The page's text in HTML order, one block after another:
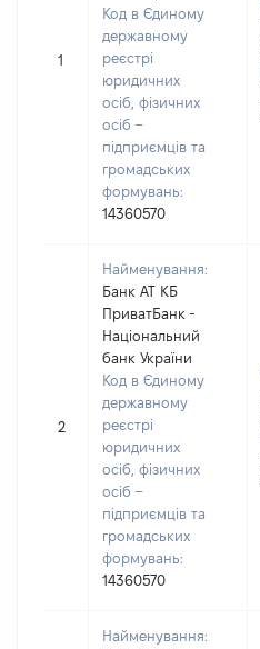
1
Код в Єдиному
державному
реєстрі
юридичних
осіб, фізичних
осіб –
підприємців та
громадських
формувань:
14360570
2
Найменування:
Банк АТ КБ
ПриватБанк -
Національний
банк України
Код в Єдиному
державному
реєстрі
юридичних
осіб, фізичних
осіб –
підприємців та
громадських
формувань:
14360570
Найменування: